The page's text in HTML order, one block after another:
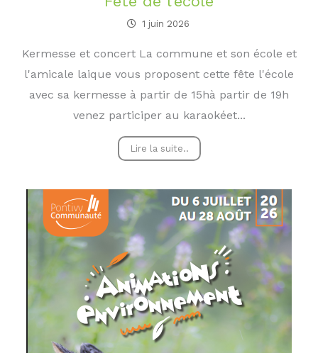
1 juin 2026
Kermesse et concert La commune et son école et
l'amicale laique vous proposent cette fête l'école
avec sa kermesse à partir de 15hà partir de 19h
venez participer au karaokéet...
Lire la suite..